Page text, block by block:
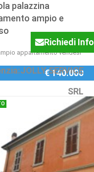
palazzina
ampio e
appartamento vendesi
Richiedi Info
SERVICE
SRL
€ 140.000